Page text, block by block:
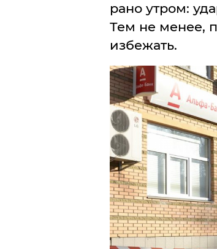
рано утром:
Тем не менее,
избежать.